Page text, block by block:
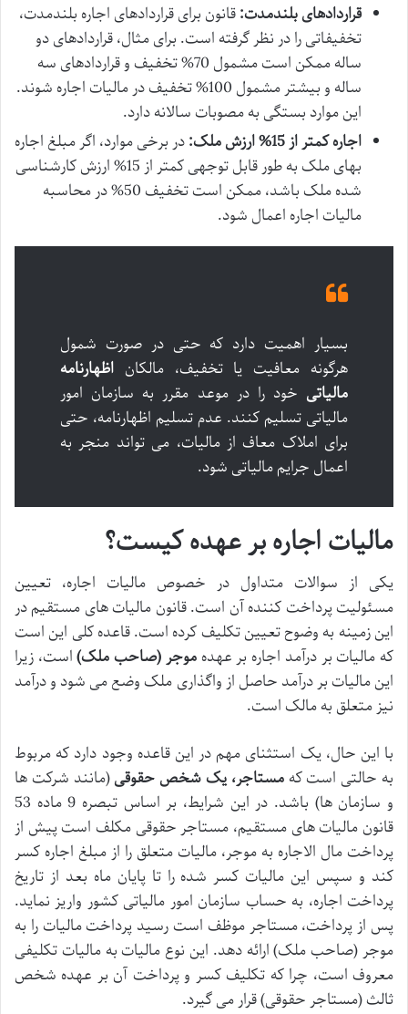
قراردادهای بلندمدت:قانون برای قراردادهای اجاره بلندمدت،
تخفیفاتی را در نظر گرفته است. برای مثال، قراردادهای دو
ساله ممکن است مشمول 70% تخفیف و قراردادهای سه
ساله و بیشتر مشمول 100% تخفیف در مالیات اجاره شوند.
این موارد بستگی به مصوبات سالانه دارد.
اجاره کمتر از 15% ارزش ملک:
در برخی موارد، اگر مبلغ اجاره
بهای ملک به طور قابل توجهی کمتر از 15% ارزش کارشناسی
شده ملک باشد، ممکن است تخفیف 50% در محاسبه
مالیات اجاره اعمال شود.
بسیار اهمیت دارد که حتی در صورت شمول
هرگونه معافیت یا تخفیف، مالکان اظهارنامه
مالیاتی خود را در موعد مقرر به سازمان امور
مالیاتی تسلیم کنند. عدم تسلیم اظهارنامه، حتی
برای املاک معاف از مالیات، می تواند منجر به
اعمال جرایم مالیاتی شود.
مالیات اجاره بر عهده کیست؟
یکی از سوالات متداول در خصوص مالیات اجاره، تعیین
مسئولیت پرداخت کننده آن است. قانون مالیات های مستقیم در
این زمینه به وضوح تعیین تکلیف کرده است. قاعده کلی این است
که مالیات بر درآمد اجاره بر عهدهموجر (صاحب ملک)است، زیرا
این مالیات بر درآمد حاصل از واگذاری ملک وضع می شود و درآمد
نیز متعلق به مالک است.
با این حال، یک استثنای مهم در این قاعده وجود دارد که مربوط
به حالتی است کهمستاجر، یک شخص حقوقی(مانند شرکت ها
و سازمان ها) باشد. در این شرایط، بر اساس تبصره 9 ماده 53
قانون مالیات های مستقیم، مستاجر حقوقی مکلف است پیش از
پرداخت مال الاجاره به موجر، مالیات متعلق را از مبلغ اجاره کسر
کند و سپس این مالیات کسر شده را تا پایان ماه بعد از تاریخ
پرداخت اجاره، به حساب سازمان امور مالیاتی کشور واریز نماید.
پس از پرداخت، مستاجر موظف است رسید پرداخت مالیات را به
موجر (صاحب ملک) ارائه دهد. این نوع مالیات به مالیات تکلیفی
معروف است، چرا که تکلیف کسر و پرداخت آن بر عهده شخص
ثالث (مستاجر حقوقی) قرار می گیرد.